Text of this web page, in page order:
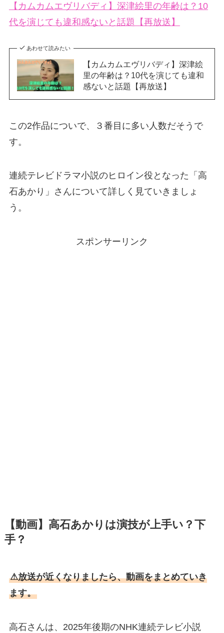
【カムカムエヴリバディ】深津絵里の年齢は？10
代を演じても違和感ないと話題【再放送】
あわせて読みたい
【カムカムエヴリバディ】深津絵
里の年齢は？10代を演じても違和
感ないと話題【再放送】
この2作品についで、３番目に多い人数だそうで
す。
連続テレビドラマ小説のヒロイン役となった「高
石あかり」さんについて詳しく見ていきましょ
う。
スポンサーリンク
【動画】高石あかりは演技が上手い？下
手？
⚠放送が近くなりましたら、動画をまとめていき
ます。
高石さんは、2025年後期のNHK連続テレビ小説